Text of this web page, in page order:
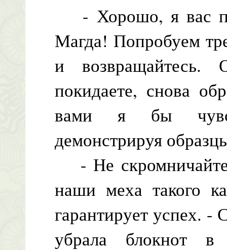
- Хорошо, я вас
Магда! Попробуем
и
покидаете, снова
вами я бы
демонстрируя
- Не
наши меха такого
гарантирует успех. -
убрала блокнот в